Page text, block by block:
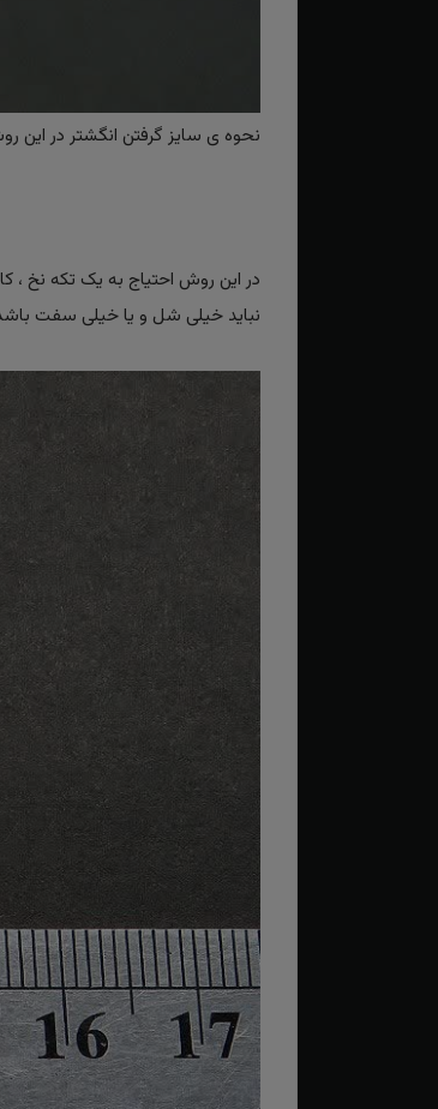
نحوه ی سایز گرفتن انگشتر در این
در این روش احتیاج به یک تکه نخ ،
نباید خیلی شل و یا خیلی سفت باشد